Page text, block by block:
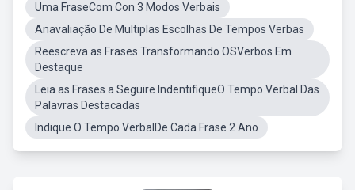
Uma FraseCom Con 3 Modos Verbais
Anavaliação De Multiplas Escolhas De Tempos Verbas
Reescreva as Frases Transformando OSVerbos Em
Destaque
Leia as Frases a Seguire IndentifiqueO Tempo Verbal Das
Palavras Destacadas
Indique O Tempo VerbalDe Cada Frase 2 Ano